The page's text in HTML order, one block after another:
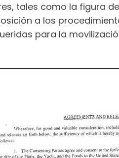
tales como la figura
a los
para la